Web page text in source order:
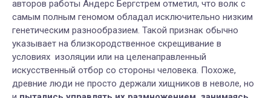
авторов работы Андерс Бергстрем отметил, что волк с
самым полным геномом обладал исключительно низким
генетическим разнообразием. Такой признак обычно
указывает на близкородственное скрещивание в
условиях изоляции или на целенаправленный
искусственный отбор со стороны человека. Похоже,
древние люди не просто держали хищников в неволе, но